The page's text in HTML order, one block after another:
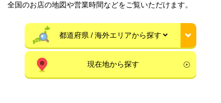
全国のお店の地図や営業時間などをご覧いただけます。
現在地から探す